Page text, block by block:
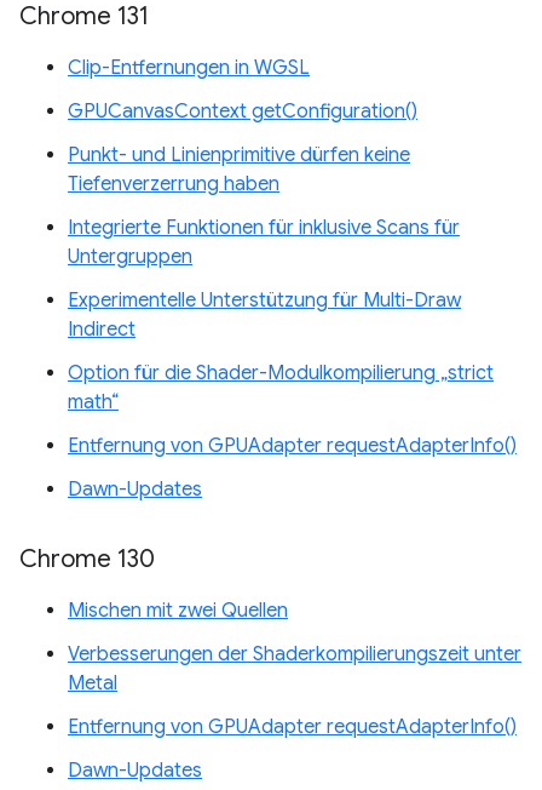
Chrome 131
Clip-Entfernungen in WGSL
GPUCanvasContext getConfiguration()
Punkt- und Linienprimitive dürfen keine
Tiefenverzerrung haben
Integrierte Funktionen für inklusive Scans für
Untergruppen
Experimentelle Unterstützung für Multi-Draw
Indirect
Option für die Shader-Modulkompilierung „strict
math“
Entfernung von GPUAdapter requestAdapterInfo()
Dawn-Updates
Chrome 130
Mischen mit zwei Quellen
Verbesserungen der Shaderkompilierungszeit unter
Metal
Entfernung von GPUAdapter requestAdapterInfo()
Dawn-Updates